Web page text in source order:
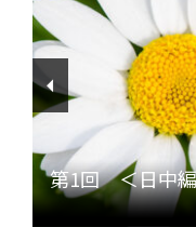
第1回 ＜日中編